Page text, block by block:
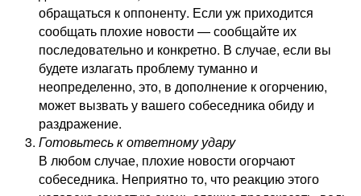
обращаться к оппоненту. Если уж приходится
сообщать плохие новости — сообщайте их
последовательно и конкретно. В случае, если вы
будете излагать проблему туманно и
неопределенно, это, в дополнение к огорчению,
может вызвать у вашего собеседника обиду и
раздражение.
Готовьтесь к ответному удару
В любом случае, плохие новости огорчают
собеседника. Неприятно то, что реакцию этого